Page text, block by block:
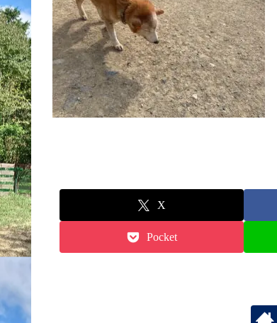
X
Pocket